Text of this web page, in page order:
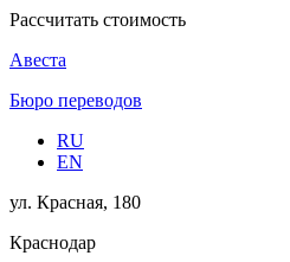
Рассчитать стоимость
Авеста
Бюро переводов
RU
EN
ул. Красная, 180
Краснодар